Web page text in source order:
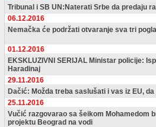
Tribunal i SB UN:Naterati Srbe da predaju
06.12.2016
Nemačka će podržati otvaranje sva tri
01.12.2016
EKSKLUZIVNI SERIJAL Ministar policije:
Haradinaj
29.11.2016
Dačić: Možda treba saslušati i vas iz EU, da
25.11.2016
Vučić razgovarao sa šeikom Mohamedom
projektu Beograd na vodi